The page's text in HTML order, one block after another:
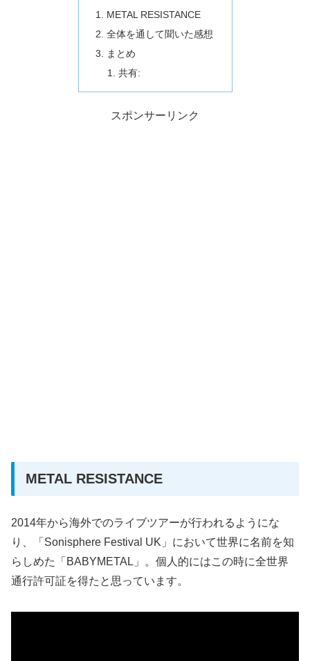
METAL RESISTANCE
全体を通して聞いた感想
まとめ
共有:
スポンサーリンク
METAL RESISTANCE
2014年から海外でのライブツアーが行われるようにな
り、「Sonisphere Festival UK」において世界に名前を知
らしめた「BABYMETAL」。個人的にはこの時に全世界
通行許可証を得たと思っています。